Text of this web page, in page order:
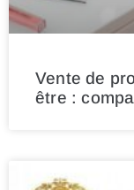
Vente de
être :